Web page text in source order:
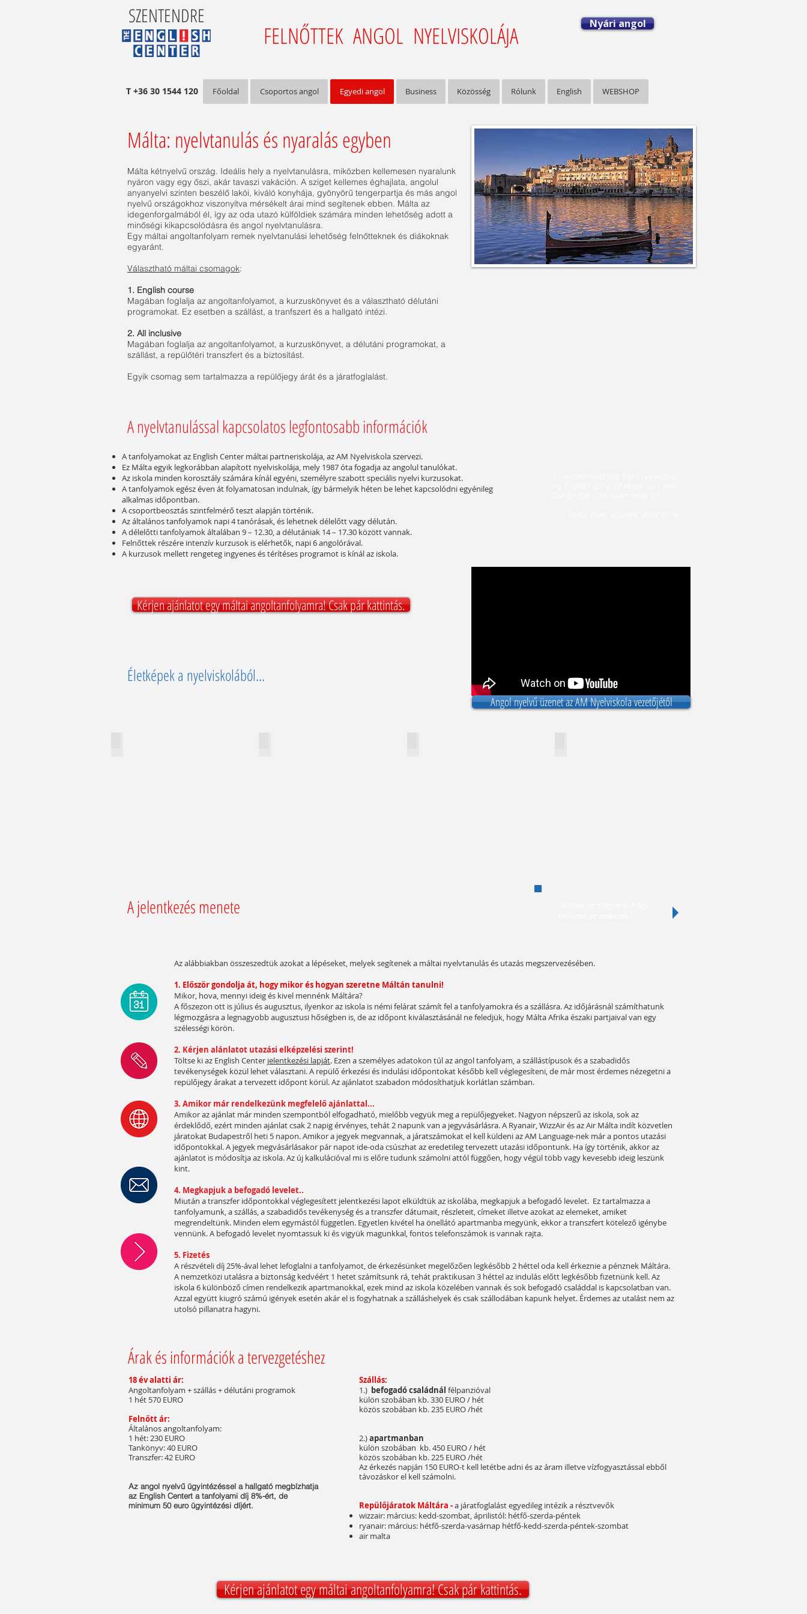
SZENTENDRE
FELNŐTTEK ANGOL NYELVISKOLÁJA Nyári angol
T +36 30 1544 120 Főoldal Csoportos angol Egyedi angol Business Közösség Rólunk English WEBSHOP
Málta: nyelvtanulás és nyaralás egyben
Málta kétnyelvű ország. Ideális hely a nyelvtanulásra, miközben kellemesen nyaralunk
nyáron vagy egy őszi, akár tavaszi vakáción. A sziget kellemes éghajlata, angolul
anyanyelvi szinten beszélő lakói, kiváló konyhája, gyönyörű tengerpartja és más angol
nyelvű országokhoz viszonyítva mérsékelt árai mind segítenek ebben. Málta az
idegenforgalmából él, így az oda utazó külföldiek számára minden lehetőség adott a
minőségi kikapcsolódásra és angol nyelvtanulásra.
Egy máltai angoltanfolyam remek nyelvtanulási lehetőség felnőtteknek és diákoknak
egyaránt.
Választható máltai csomagok:
1. English course
Magában foglalja az angoltanfolyamot, a kurzuskönyvet és a választható délutáni
programokat. Ez esetben a szállást, a tranfszert és a hallgató intézi.
2. All inclusive
Magában foglalja az angoltanfolyamot, a kurzuskönyvet, a délutáni programokat, a
szállást, a repülőtéri transzfert és a biztosítást.
Egyik csomag sem tartalmazza a repülőjegy árát és a járatfoglalást.
A nyelvtanulással kapcsolatos legfontosabb információk
A tanfolyamokat az English Center máltai partneriskolája, az AM Nyelviskola szervezi.
Ez Málta egyik legkorábban alapított nyelviskolája, mely 1987 óta fogadja az angolul tanulókat.
Az iskola minden korosztály számára kínál egyéni, személyre szabott speciális nyelvi kurzusokat.
A tanfolyamok egész éven át folyamatosan indulnak, így bármelyik héten be lehet kapcsolódni egyénileg
alkalmas időpontban.
A csoportbeosztás szintfelmérő teszt alapján történik.
Az általános tanfolyamok napi 4 tanórásak, és lehetnek délelőtt vagy délután.
A délelőtti tanfolyamok általában 9 – 12.30, a délutániak 14 – 17.30 között vannak.
Felnőttek részére intenzív kurzusok is elérhetők, napi 6 angolórával.
A kurzusok mellett rengeteg ingyenes és térítéses programot is kínál az iskola.
Kérjen ajánlatot egy máltai angoltanfolyamra! Csak pár kattintás.
Életképek a nyelviskolából...
Angol nyelvű üzenet az AM Nyelviskola vezetőjétől
A jelentkezés menete
Az alábbiakban összeszedtük azokat a lépéseket, melyek segítenek a máltai nyelvtanulás és utazás megszervezésében.
1. Először gondolja át, hogy mikor és hogyan szeretne Máltán tanulni!
Mikor, hova, mennyi ideig és kivel mennénk Máltára?
A főszezon ott is július és augusztus, ilyenkor az iskola is némi felárat számít fel a tanfolyamokra és a szállásra. Az időjárásnál számíthatunk
légmozgásra a legnagyobb augusztusi hőségben is, de az időpont kiválasztásánál ne feledjük, hogy Málta Afrika északi partjaival van egy
szélességi körön.
2. Kérjen alánlatot utazási elképzelési szerint!
Töltse ki az English Center jelentkezési lapját. Ezen a személyes adatokon túl az angol tanfolyam, a szállástípusok és a szabadidős
tevékenységek közül lehet választani. A repülő érkezési és indulási időpontokat később kell véglegesíteni, de már most érdemes nézegetni a
repülőjegy árakat a tervezett időpont körül. Az ajánlatot szabadon módosíthatjuk korlátlan számban.
3. Amikor már rendelkezünk megfelelő ajánlattal...
Amikor az ajánlat már minden szempontból elfogadható, mielőbb vegyük meg a repülőjegyeket. Nagyon népszerű az iskola, sok az
érdeklődő, ezért minden ajánlat csak 2 napig érvényes, tehát 2 napunk van a jegyvásárlásra. A Ryanair, WizzAir és az Air Málta indít közvetlen
járatokat Budapestről heti 5 napon. Amikor a jegyek megvannak, a járatszámokat el kell küldeni az AM Language-nek már a pontos utazási
időpontokkal. A jegyek megvásárlásakor pár napot ide-oda csúszhat az eredetileg tervezett utazási időpontunk. Ha így történik, akkor az
ajánlatot is módosítja az iskola. Az új kalkulációval mi is előre tudunk számolni attól függően, hogy végül több vagy kevesebb ideig leszünk
kint.
4. Megkapjuk a befogadó levelet..
Miután a transzfer időpontokkal véglegesített jelentkezési lapot elküldtük az iskolába, megkapjuk a befogadó levelet. Ez tartalmazza a
tanfolyamunk, a szállás, a szabadidős tevékenység és a transzfer dátumait, részleteit, címeket illetve azokat az elemeket, amiket
megrendeltünk. Minden elem egymástól független. Egyetlen kivétel ha önellátó apartmanba megyünk, ekkor a transzfert kötelező igénybe
vennünk. A befogadó levelet nyomtassuk ki és vigyük magunkkal, fontos telefonszámok is vannak rajta.
5. Fizetés
A részvételi díj 25%-ával lehet lefoglalni a tanfolyamot, de érkezésünket megelőzően legkésőbb 2 héttel oda kell érkeznie a pénznek Máltára.
A nemzetközi utalásra a biztonság kedvéért 1 hetet számítsunk rá, tehát praktikusan 3 héttel az indulás előtt legkésőbb fizetnünk kell. Az
iskola 6 különböző címen rendelkezik apartmanokkal, ezek mind az iskola közelében vannak és sok befogadó családdal is kapcsolatban van.
Azzal együtt kiugró számú igények esetén akár el is fogyhatnak a szálláshelyek és csak szállodában kapunk helyet. Érdemes az utalást nem az
utolsó pillanatra hagyni.
Árak és információk a tervezgetéshez
18 év alatti ár:
Angoltanfolyam + szállás + délutáni programok
1 hét 570 EURO
Felnőtt ár:
Általános angoltanfolyam:
1 hét: 230 EURO
Tankönyv: 40 EURO
Transzfer: 42 EURO
Az angol nyelvű ügyintézéssel a hallgató megbízhatja
az English Centert a tanfolyami díj 8%-ért, de
minimum 50 euro ügyintézési díjért.
Szállás:
1.) befogadó családnál félpanzióval
külön szobában kb. 330 EURO / hét
közös szobában kb. 235 EURO /hét
2.)apartmanban
külön szobában kb. 450 EURO / hét
közös szobában kb. 225 EURO /hét
Az érkezés napján 150 EURO-t kell letétbe adni és az áram illetve vízfogyasztással ebből
távozáskor el kell számolni.
Repülőjáratok Máltára -a járatfoglalást egyedileg intézik a résztvevők
wizzair: március: kedd-szombat, áprilistól: hétfő-szerda-péntek
ryanair: március: hétfő-szerda-vasárnap hétfő-kedd-szerda-péntek-szombat
air malta
Kérjen ajánlatot egy máltai angoltanfolyamra! Csak pár kattintás.